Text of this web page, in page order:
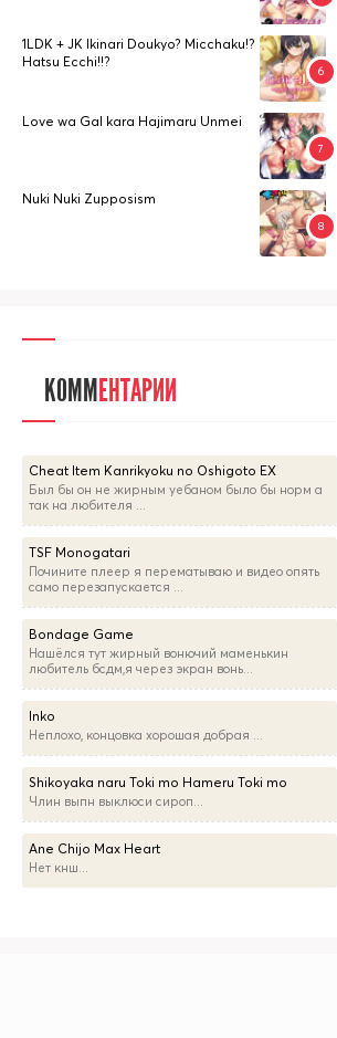
1LDK + JK Ikinari Doukyo? Micchaku!?
Hatsu Ecchi!!?
Love wa Gal kara Hajimaru Unmei
Nuki Nuki Zupposism
КОММЕНТАРИИ
Cheat Item Kanrikyoku no Oshigoto EX
Был бы он не жирным уебаном было бы норм а
так на любителя ...
TSF Monogatari
Почините плеер я перематываю и видео опять
само перезапускается ...
Bondage Game
Нашёлся тут жирный вонючий маменькин
любитель бсдм,я через экран вонь...
Inko
Неплохо, концовка хорошая добрая ...
Shikoyaka naru Toki mo Hameru Toki mo
Члин выпн выклюси сироп...
Ane Chijo Max Heart
Нет кнш...